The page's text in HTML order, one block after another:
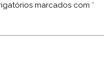
marcados com *